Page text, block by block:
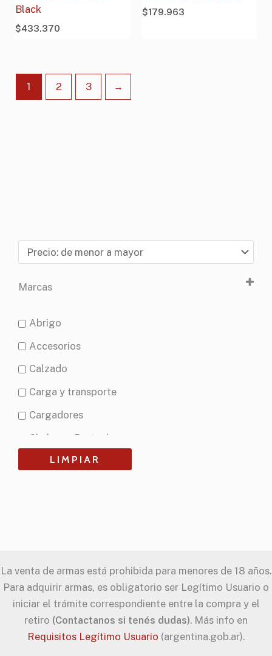
Sort Products
Marcas
B5 Systems
Glock
Howard Leight
Rounded
Super Target Systems
Timney
Abrigo
Accesorios
Calzado
Carga y transporte
Cargadores
Chalecos Portaplacas
Cinturones
Miras y Ópticas
Portacargadores
Primeros Auxilios
Seguridad
LIMPIAR
Black
$433.370
$179.963
1 2 3 →
La venta de armas está prohibida para menores de 18 años.
Para adquirir armas, es obligatorio ser Legítimo Usuario o
iniciar el trámite correspondiente entre la compra y el
retiro (Contactanos si tenés dudas). Más info en
Requisitos Legítimo Usuario (argentina.gob.ar).